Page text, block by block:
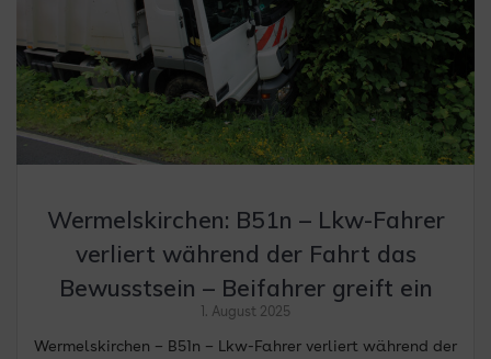
Wermelskirchen: B51n – Lkw-Fahrer
verliert während der Fahrt das
Bewusstsein – Beifahrer greift ein
1. August 2025
Wermelskirchen – B51n – Lkw-Fahrer verliert während der